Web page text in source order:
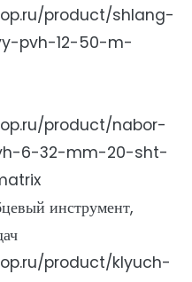
product/shlang-
pvh-12-50-m-
product/nabor-
6-32-mm-20-sht-
инструмент,
product/klyuch-